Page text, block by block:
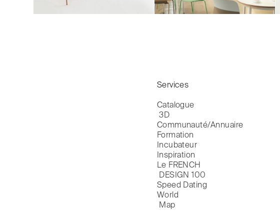
Services
Catalogue
3D
Communauté/Annuaire
Formation
Incubateur
Inspiration
Le FRENCH
DESIGN 100
Speed Dating
World
Map